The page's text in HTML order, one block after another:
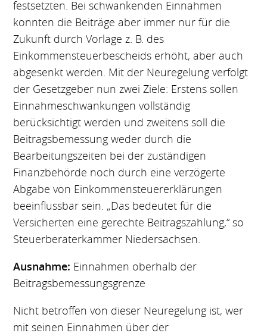
festsetzten. Bei schwankenden Einnahmen
konnten die Beiträge aber immer nur für die
Zukunft durch Vorlage z. B. des
Einkommensteuerbescheids erhöht, aber auch
abgesenkt werden. Mit der Neuregelung verfolgt
der Gesetzgeber nun zwei Ziele: Erstens sollen
Einnahmeschwankungen vollständig
berücksichtigt werden und zweitens soll die
Beitragsbemessung weder durch die
Bearbeitungszeiten bei der zuständigen
Finanzbehörde noch durch eine verzögerte
Abgabe von Einkommensteuererklärungen
beeinflussbar sein. „Das bedeutet für die
Versicherten eine gerechte Beitragszahlung,“ so
Steuerberaterkammer Niedersachsen.
Ausnahme: Einnahmen oberhalb der
Beitragsbemessungsgrenze
Nicht betroffen von dieser Neuregelung ist, wer
mit seinen Einnahmen über der